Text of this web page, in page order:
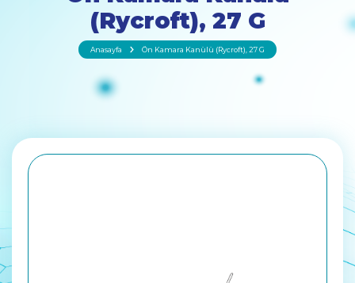
(Rycroft), 27 G
Anasayfa Ön Kamara Kanülü (Rycroft), 27 G